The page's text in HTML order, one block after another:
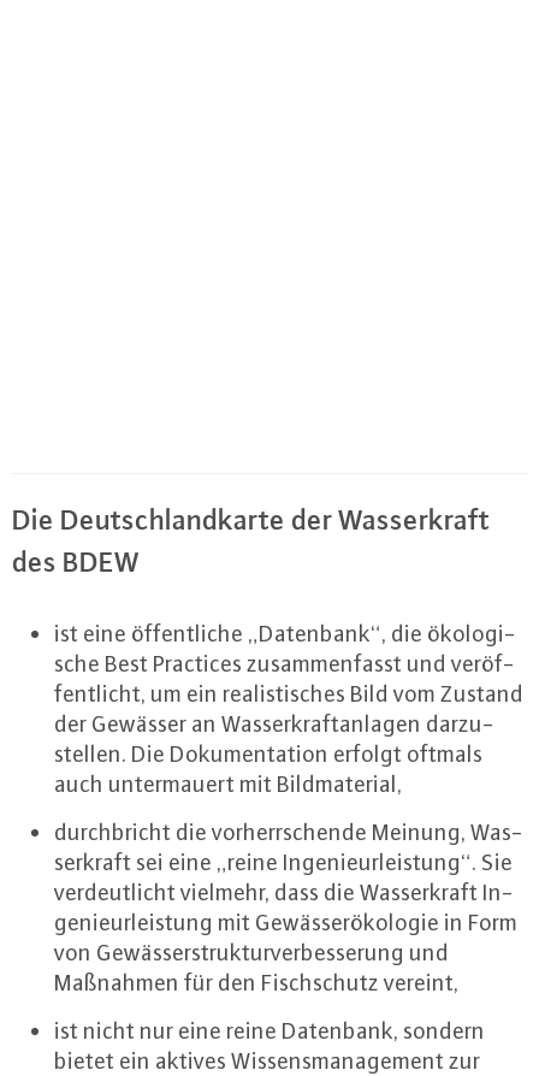
Die Deutsch­land­kar­te der Was­ser­kraft
des BDEW
ist eine öf­fent­li­che „Datenbank“, die öko­lo­gi­
sche Best Practices zu­sam­men­fasst und ver­öf­
fent­licht, um ein rea­lis­ti­sches Bild vom Zustand
der Gewässer an Was­ser­kraft­an­la­gen dar­zu­
stel­len. Die Do­ku­men­ta­ti­on erfolgt oftmals
auch un­ter­mau­ert mit Bild­ma­te­ri­al,
durch­bricht die vor­herr­schen­de Meinung, Was­
ser­kraft sei eine „reine In­ge­nieur­leis­tung“. Sie
ver­deut­licht vielmehr, dass die Was­ser­kraft In­
ge­nieur­leis­tung mit Ge­wäs­ser­öko­lo­gie in Form
von Ge­wäs­ser­struk­tur­ver­bes­se­rung und
Maßnahmen für den Fisch­schutz vereint,
ist nicht nur eine reine Datenbank, sondern
bietet ein aktives Wis­sens­ma­nage­ment zur